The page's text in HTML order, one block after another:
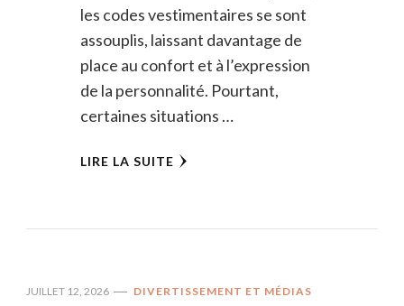
les codes vestimentaires se sont
assouplis, laissant davantage de
place au confort et à l’expression
de la personnalité. Pourtant,
certaines situations …
LIRE LA SUITE
JUILLET 12, 2026 DIVERTISSEMENT ET MÉDIAS